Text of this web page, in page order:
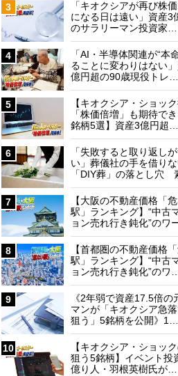
3
「キオクシアが再び株
になる日は遠い」資産3
のサラリーマン投資家…
4
「AI・半導体関連が“本
ることに変わりはない
億円超の90歳現役トレ…
5
【キオクシア・ショッ
「株価倍増」も期待で
銘柄5選】資産3億円超…
6
「失敗すると取り返し
い」葬儀社の手を借り
「DIY葬」の落とし穴
に…
7
【大阪の不動産価格「
駅」ランキング】“中古
ョン売れ行き鈍化”のワ
8
【首都圏の不動産価格
駅」ランキング】“中古
ョン売れ行き鈍化”のワ…
9
《2年弱で資産17.5倍の
マンが「キオクシア急
狙う」5銘柄を公開》1…
10
【キオクシア・ショッ
狙う5銘柄】イベント投
億り人・羽根英樹氏が…